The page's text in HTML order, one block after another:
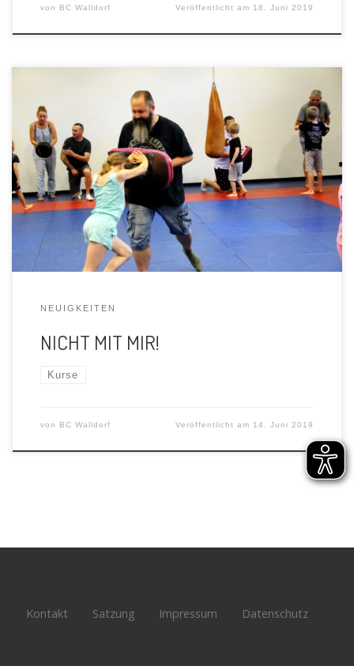
von BC Walldorf Veröffentlicht am 18. Juni 2019
NEIN! Nicht mit mir! So klang es am Wochenende beim
Gewaltpräventionskurs für Kinder. Der Budoclub Samurai
Walldorf hat in Zusammenarbeit […]
NEUIGKEITEN
NICHT MIT MIR!
Kurse
von BC Walldorf Veröffentlicht am 14. Juni 2019
Kontakt Satzung Impressum Datenschutz